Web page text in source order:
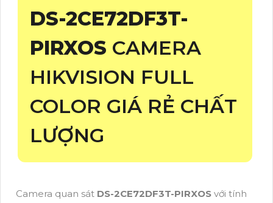
DS-2CE72DF3T-
PIRXOS CAMERA
HIKVISION FULL
COLOR GIÁ RẺ CHẤT
LƯỢNG
Camera quan sát DS-2CE72DF3T-PIRXOS với tính